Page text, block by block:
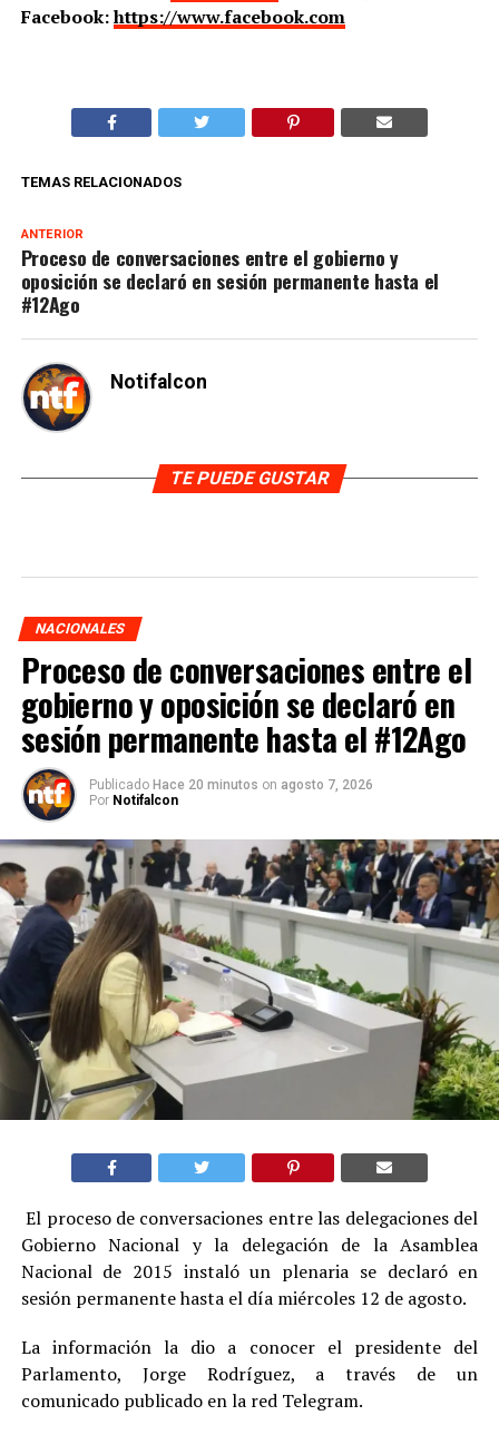
Facebook:https://www.facebook.com
TEMAS RELACIONADOS
ANTERIOR
Proceso de conversaciones entre el gobierno y
oposición se declaró en sesión permanente hasta el
#12Ago
Notifalcon
TE PUEDE GUSTAR
NACIONALES
Proceso de conversaciones entre el
gobierno y oposición se declaró en
sesión permanente hasta el #12Ago
Publicado Hace 20 minutos on agosto 7, 2026
Por Notifalcon
El proceso de conversaciones entre las delegaciones del
Gobierno Nacional y la delegación de la Asamblea
Nacional de 2015 instaló un plenaria se declaró en
sesión permanente hasta el día miércoles 12 de agosto.
La información la dio a conocer el presidente del
Parlamento, Jorge Rodríguez, a través de un
comunicado publicado en la red Telegram.